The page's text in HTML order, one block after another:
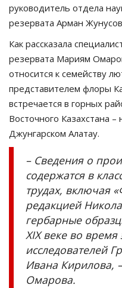
руководитель отдела
резервата Арман
Как рассказала
резервата Мариям
относится к семейству
представителем флоры
встречается в горных
Восточного Казахстана
Джунгарском Алатау.
– Сведения о
содержатся в
трудах, включая
редакцией
гербарные
XIX веке во время
исследователей
Ивана Кирилова,
Омарова.